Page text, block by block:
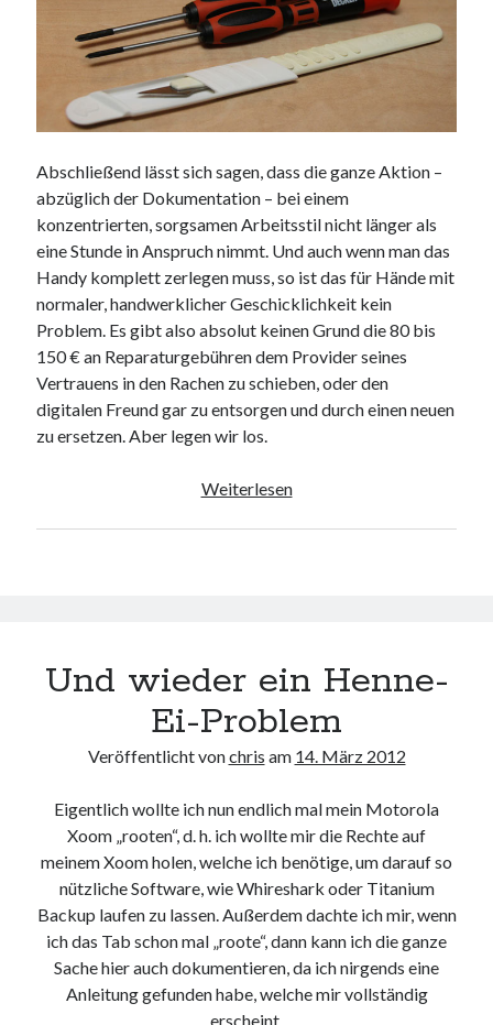
Abschließend lässt sich sagen, dass die ganze Aktion –
abzüglich der Dokumentation – bei einem
konzentrierten, sorgsamen Arbeitsstil nicht länger als
eine Stunde in Anspruch nimmt. Und auch wenn man das
Handy komplett zerlegen muss, so ist das für Hände mit
normaler, handwerklicher Geschicklichkeit kein
Problem. Es gibt also absolut keinen Grund die 80 bis
150 € an Reparaturgebühren dem Provider seines
Vertrauens in den Rachen zu schieben, oder den
digitalen Freund gar zu entsorgen und durch einen neuen
zu ersetzen. Aber legen wir los.
WeiterlesenGalaxy
Und wieder ein Henne-
Ei-Problem
Veröffentlicht vonchris am 14. März 2012
Eigentlich wollte ich nun endlich mal mein Motorola
Xoom „rooten“, d. h. ich wollte mir die Rechte auf
meinem Xoom holen, welche ich benötige, um darauf so
nützliche Software, wie Whireshark oder Titanium
Backup laufen zu lassen. Außerdem dachte ich mir, wenn
ich das Tab schon mal „roote“, dann kann ich die ganze
Sache hier auch dokumentieren, da ich nirgends eine
Anleitung gefunden habe, welche mir vollständig
erscheint.